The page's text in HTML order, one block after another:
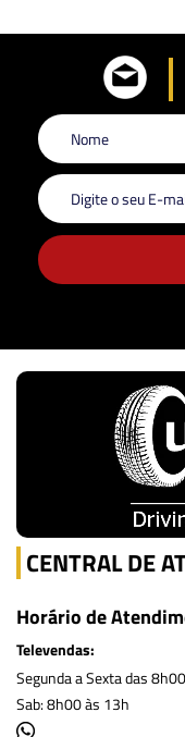
CENTRAL DE
Horário de
Televendas:
Segunda a Sexta das
Sab: 8h00 às 13h